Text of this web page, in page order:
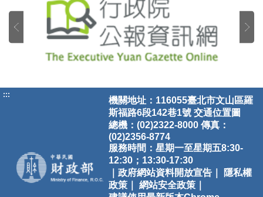
:::
機關地址：116055臺北市文山區羅
斯福路6段142巷1號 交通位置圖
總機：(02)2322-8000 傳真：
(02)2356-8774
服務時間：星期一至星期五8:30-
12:30；13:30-17:30
｜政府網站資料開放宣告｜
隱私權
政策｜
網站安全政策｜